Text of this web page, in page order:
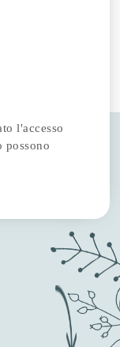
l'accesso
possono